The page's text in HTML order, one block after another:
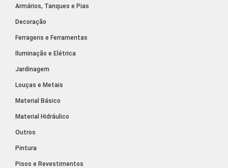
Armários, Tanques e Pias
Decoração
Ferragens e Ferramentas
Iluminação e Elétrica
Jardinagem
Louças e Metais
Material Básico
Material Hidráulico
Outros
Pintura
Pisos e Revestimentos